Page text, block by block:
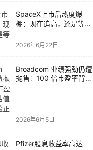
SpaceX上市后热度爆
棚：现在追高，还是等解
2026年6月22日
Broadcom 业绩强劲仍遭
抛售：100 倍市盈率背
2026年6月5日
Pfizer股息收益率高达